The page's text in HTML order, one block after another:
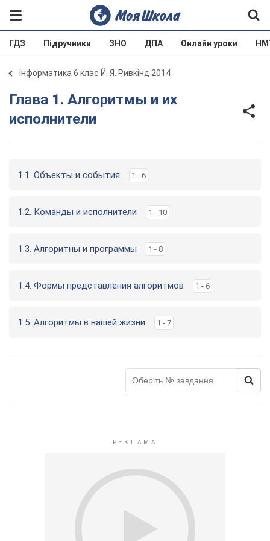
ГДЗ Підручники ЗНО ДПА Онлайн уроки
Інформатика 6 клас Й. Я. Ривкінд 2014
Глава 1. Алгоритмы и их
исполнители
1.1. Объекты и события 1 - 6
1.2. Команды и исполнители 1 - 10
1.3. Алгоритны и программы 1 - 8
1.4. Формы представления алгоритмов 1 - 6
1.5. Алгоритмы в нашей жизни 1 - 7